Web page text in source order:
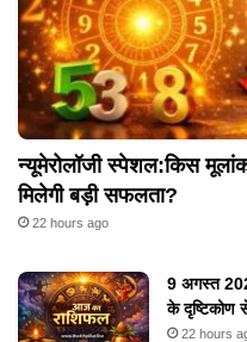
न्यूमेरोलॉजी स्पेशल:किस
मिलेगी बड़ी सफलता?
22 hours ago
9 अगस्त
के दृष्टिकोण
22 hours